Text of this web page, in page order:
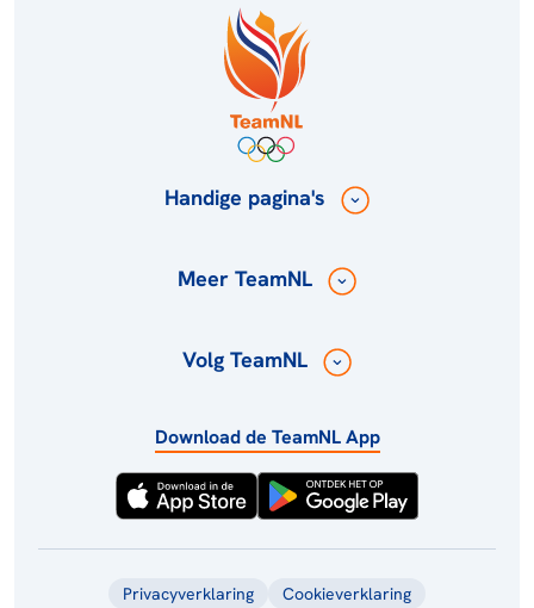
Handige pagina's
Meer TeamNL
Volg TeamNL
Download de TeamNL App
Privacyverklaring Cookieverklaring